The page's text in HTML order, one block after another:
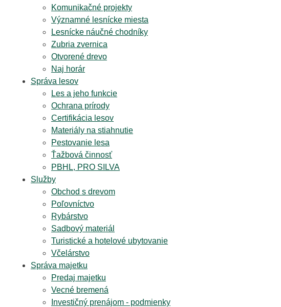
Komunikačné projekty
Významné lesnícke miesta
Lesnícke náučné chodníky
Zubria zvernica
Otvorené drevo
Naj horár
Správa lesov
Les a jeho funkcie
Ochrana prírody
Certifikácia lesov
Materiály na stiahnutie
Pestovanie lesa
Ťažbová činnosť
PBHL, PRO SILVA
Služby
Obchod s drevom
Poľovníctvo
Rybárstvo
Sadbový materiál
Turistické a hotelové ubytovanie
Včelárstvo
Správa majetku
Predaj majetku
Vecné bremená
Investičný prenájom - podmienky